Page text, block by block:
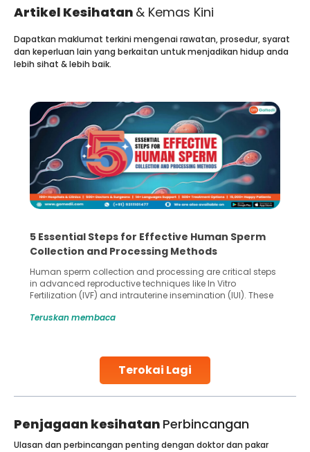
Artikel Kesihatan & Kemas Kini
Terokai Lagi
Dapatkan maklumat terkini mengenai rawatan, prosedur, syarat
dan keperluan lain yang berkaitan untuk menjadikan hidup anda
lebih sihat & lebih baik.
5 Essential Steps for Effective Human Sperm
Collection and Processing Methods
Human sperm collection and processing are critical steps
in advanced reproductive techniques like In Vitro
Fertilization (IVF) and intrauterine insemination (IUI). These
challenges and help couples achieve their dream of
collected, they process the
Teruskan membaca
Penjagaan kesihatan Perbincangan
Ulasan dan perbincangan penting dengan doktor dan pakar